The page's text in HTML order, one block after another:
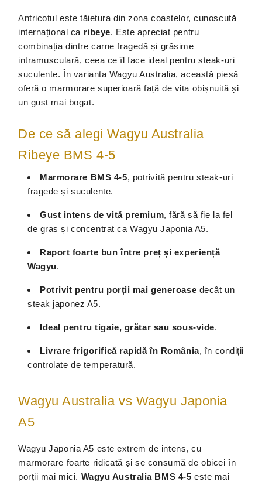
Antricotul este tăietura din zona coastelor, cunoscută
internațional ca ribeye. Este apreciat pentru
combinația dintre carne fragedă și grăsime
intramusculară, ceea ce îl face ideal pentru steak-uri
suculente. În varianta Wagyu Australia, această piesă
oferă o marmorare superioară față de vita obișnuită și
un gust mai bogat.
De ce să alegi Wagyu Australia
Ribeye BMS 4-5
Marmorare BMS 4-5, potrivită pentru steak-uri
fragede și suculente.
Gust intens de vită premium, fără să fie la fel
de gras și concentrat ca Wagyu Japonia A5.
Raport foarte bun între preț și experiență
Wagyu.
Potrivit pentru porții mai generoase decât un
steak japonez A5.
Ideal pentru tigaie, grătar sau sous-vide.
Livrare frigorifică rapidă în România, în condiții
controlate de temperatură.
Wagyu Australia vs Wagyu Japonia
A5
Wagyu Japonia A5 este extrem de intens, cu
marmorare foarte ridicată și se consumă de obicei în
porții mai mici. Wagyu Australia BMS 4-5 este mai